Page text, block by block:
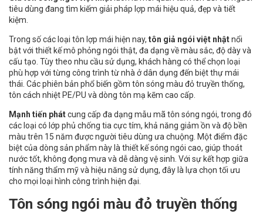
tiêu dùng đang tìm kiếm giải pháp lợp mái hiệu quả, đẹp và tiết
kiệm.
Trong số các loại tôn lợp mái hiện nay, tôn giả ngói việt nhậtnổi
bật với thiết kế mô phỏng ngói thật, đa dạng về màu sắc, độ dày và
cấu tạo. Tùy theo nhu cầu sử dụng, khách hàng có thể chọn loại
phù hợp với từng công trình từ nhà ở dân dụng đến biệt thự mái
thái. Các phiên bản phổ biến gồm tôn sóng màu đỏ truyền thống,
tôn cách nhiệt PE/PU và dòng tôn mạ kẽm cao cấp.
Mạnh tiến phátcung cấp đa dạng mẫu mã tôn sóng ngói, trong đó
các loại có lớp phủ chống tia cực tím, khả năng giảm ồn và độ bền
màu trên 15 năm được người tiêu dùng ưa chuộng. Một điểm đặc
biệt của dòng sản phẩm này là thiết kế sóng ngói cao, giúp thoát
nước tốt, không đọng mưa và dễ dàng vệ sinh. Với sự kết hợp giữa
tính năng thẩm mỹ và hiệu năng sử dụng, đây là lựa chọn tối ưu
cho mọi loại hình công trình hiện đại.
Tôn sóng ngói màu đỏ truyền thống